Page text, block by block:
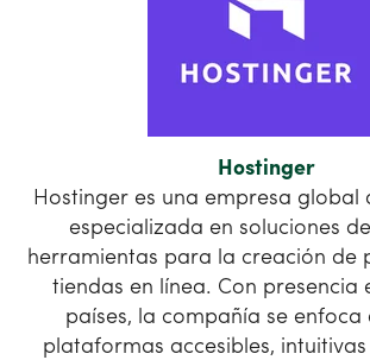
Hostinger
Hostinger es una empresa global
especializada en soluciones
herramientas para la creación de
tiendas en línea. Con presencia
países, la compañía se enfoca
plataformas accesibles, intuitivas